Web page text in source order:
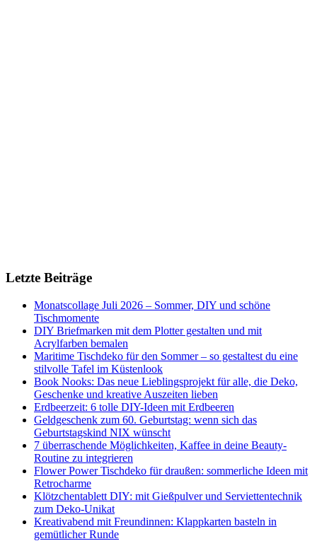
Letzte Beiträge
Monatscollage Juli 2026 – Sommer, DIY und schöne
Tischmomente
DIY Briefmarken mit dem Plotter gestalten und mit
Acrylfarben bemalen
Maritime Tischdeko für den Sommer – so gestaltest du eine
stilvolle Tafel im Küstenlook
Book Nooks: Das neue Lieblingsprojekt für alle, die Deko,
Geschenke und kreative Auszeiten lieben
Erdbeerzeit: 6 tolle DIY-Ideen mit Erdbeeren
Geldgeschenk zum 60. Geburtstag: wenn sich das
Geburtstagskind NIX wünscht
7 überraschende Möglichkeiten, Kaffee in deine Beauty-
Routine zu integrieren
Flower Power Tischdeko für draußen: sommerliche Ideen mit
Retrocharme
Klötzchentablett DIY: mit Gießpulver und Serviettentechnik
zum Deko-Unikat
Kreativabend mit Freundinnen: Klappkarten basteln in
gemütlicher Runde